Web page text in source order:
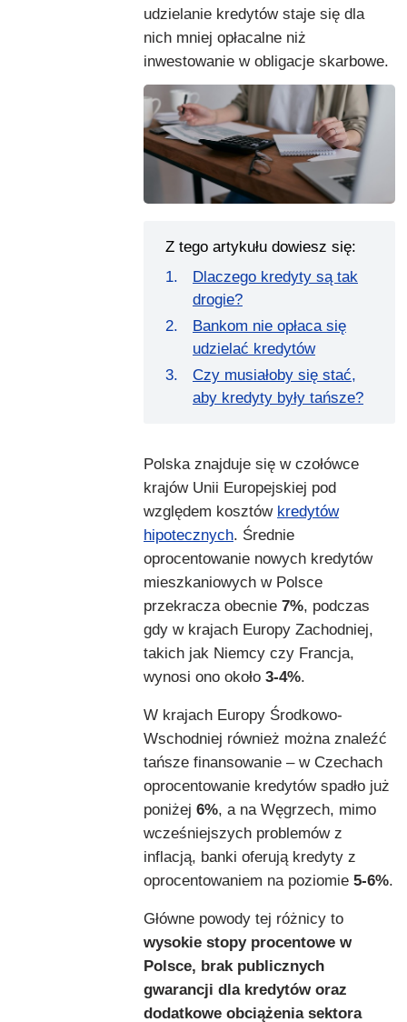
udzielanie kredytów staje się dla
nich mniej opłacalne niż
inwestowanie w obligacje skarbowe.
Z tego artykułu dowiesz się:
Dlaczego kredyty są tak
drogie?
Bankom nie opłaca się
udzielać kredytów
Czy musiałoby się stać,
aby kredyty były tańsze?
Polska znajduje się w czołówce
krajów Unii Europejskiej pod
względem kosztów kredytów
hipotecznych. Średnie
oprocentowanie nowych kredytów
mieszkaniowych w Polsce
przekracza obecnie 7%, podczas
gdy w krajach Europy Zachodniej,
takich jak Niemcy czy Francja,
wynosi ono około 3-4%.
W krajach Europy Środkowo-
Wschodniej również można znaleźć
tańsze finansowanie – w Czechach
oprocentowanie kredytów spadło już
poniżej 6%, a na Węgrzech, mimo
wcześniejszych problemów z
inflacją, banki oferują kredyty z
oprocentowaniem na poziomie 5-6%.
Główne powody tej różnicy to
wysokie stopy procentowe w
Polsce, brak publicznych
gwarancji dla kredytów oraz
dodatkowe obciążenia sektora